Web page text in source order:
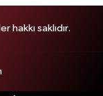
saklıdır.